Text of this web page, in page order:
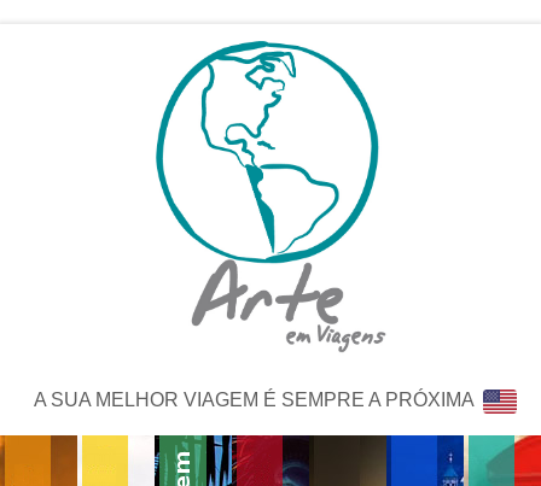
A SUA MELHOR VIAGEM É SEMPRE A PRÓXIMA